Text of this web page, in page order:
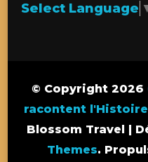
Select Language
© Copyright 2026
racontent l'Histoire
Blossom Travel |
Themes.